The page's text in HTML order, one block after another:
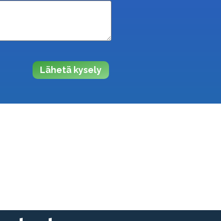
Lähetä kysely